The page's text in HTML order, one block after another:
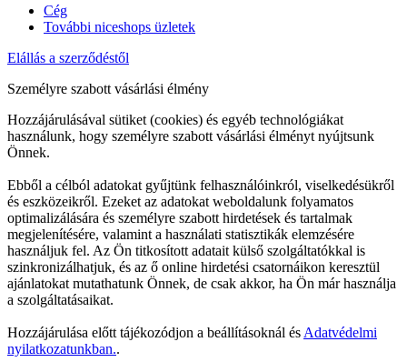
Cég
További niceshops üzletek
Elállás a szerződéstől
Személyre szabott vásárlási élmény
Hozzájárulásával sütiket (cookies) és egyéb technológiákat
használunk, hogy személyre szabott vásárlási élményt nyújtsunk
Önnek.
Ebből a célból adatokat gyűjtünk felhasználóinkról, viselkedésükről
és eszközeikről. Ezeket az adatokat weboldalunk folyamatos
optimalizálására és személyre szabott hirdetések és tartalmak
megjelenítésére, valamint a használati statisztikák elemzésére
használjuk fel. Az Ön titkosított adatait külső szolgáltatókkal is
szinkronizálhatjuk, és az ő online hirdetési csatornáikon keresztül
ajánlatokat mutathatunk Önnek, de csak akkor, ha Ön már használja
a szolgáltatásaikat.
Hozzájárulása előtt tájékozódjon a beállításoknál és Adatvédelmi
nyilatkozatunkban..